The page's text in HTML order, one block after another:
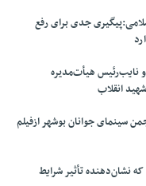
جدی برای رفع
نایب‌رئیس هیأت‌مدیره
انقلاب
سینمای جوانان بوشهر ازفیلم
که نشان‌دهنده تأثیر شرایط